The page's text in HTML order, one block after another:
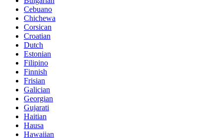
Cebuano
Chichewa
Corsican
Croatian
Dutch
Estonian
Filipino
Finnish
Frisian
Galician
Georgian
Gujarati
Haitian
Hausa
Hawaiian